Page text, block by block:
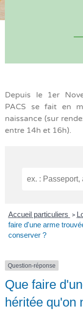
Depuis le 1er
PACS se fait en
naissance (sur
entre 14h et 16h).
Accueil particuliers >
faire d'une arme
conserver ?
Question-réponse
Que faire
héritée qu'on